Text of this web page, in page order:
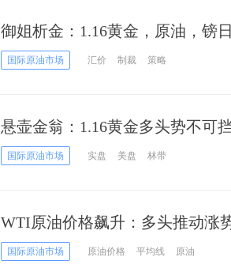
御姐析金：1.16黄金，原油，镑
国际原油市场 汇价 制裁 策略
悬壶金翁：1.16黄金多头势不可
国际原油市场 实盘 美盘 林带
WTI原油价格飙升：多头推动涨
国际原油市场 原油价格 平均线 原油